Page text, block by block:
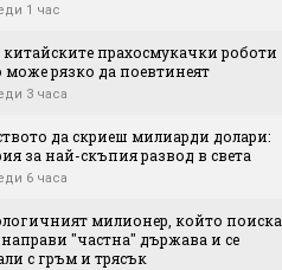
1 час
прахосмукачки роботи
може рязко да поевтинеят
3 часа
да скриеш милиарди долари:
за най-скъпия развод в света
6 часа
милионер, който поиска
направи "частна" държава и се
с гръм и трясък